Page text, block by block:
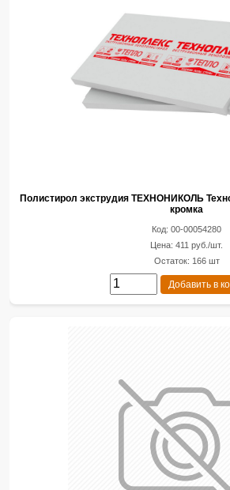
Полистирол экструдия ТЕХНОНИКОЛЬ
кромка
Код: 00-00054280
Цена: 411 руб./шт.
Остаток: 166 шт
Добавить в